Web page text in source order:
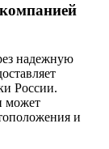
надежную
России.
может
и